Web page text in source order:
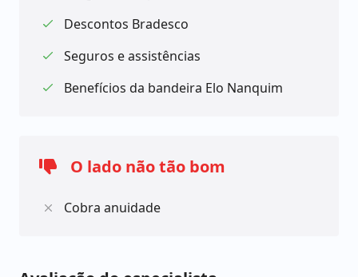
quanto pelo banco Bradesco. A primeira opção está
disponível mediante regras de acesso, enquanto as
de forma ilimitada e gratuita.
pode acumular 1,8 pontos a cada US$ 1 gasto no
gasto no exterior, por fim, a bandeira oferece o
ao redor do mundo.
Descontos Bradesco
Seguros e assistências
Benefícios da bandeira Elo Nanquim
O lado não tão bom
Cobra anuidade